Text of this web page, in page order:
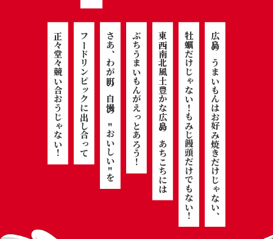
広島のうまいもんはお好み焼きだけじゃない、
牡蠣だけじゃない
！
もみじ饅頭だけでもない！
東西南北風土豊かな広島のあちこちには
ぶちうまいもんがえっとあろう
！
さあ、わが町の自慢の
"
おいしい
"
を
フードリンピックに出し合って
正々堂々競い合おうじゃない
！